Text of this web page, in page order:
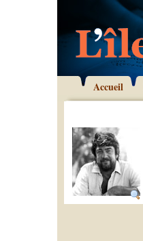
Accueil